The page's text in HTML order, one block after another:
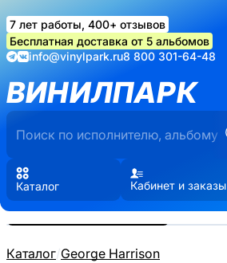
7 лет работы, 400+ отзывов
Бесплатная доставка от 5 альбомов
info@vinylpark.ru8 800 301-64-48
ВИНИЛПАРК
Каталог Кабинет и заказы
Каталог/George Harrison
Реальные фото пластинки.
Нажмите, чтобы увеличить